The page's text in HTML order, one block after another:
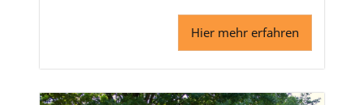
Hier mehr erfahren